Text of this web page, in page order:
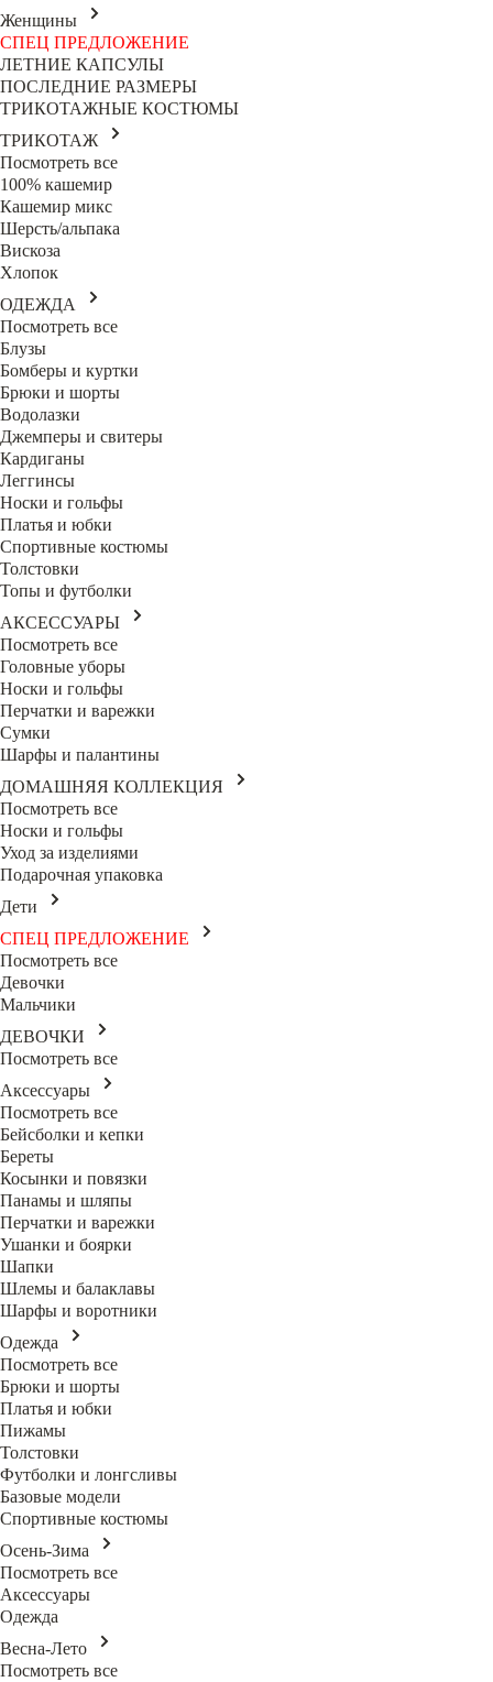
Женщины
СПЕЦ ПРЕДЛОЖЕНИЕ
ЛЕТНИЕ КАПСУЛЫ
ПОСЛЕДНИЕ РАЗМЕРЫ
ТРИКОТАЖНЫЕ КОСТЮМЫ
ТРИКОТАЖ
Посмотреть все
100% кашемир
Кашемир микс
Шерсть/альпака
Вискоза
Хлопок
ОДЕЖДА
Посмотреть все
Блузы
Бомберы и куртки
Брюки и шорты
Водолазки
Джемперы и свитеры
Кардиганы
Леггинсы
Носки и гольфы
Платья и юбки
Спортивные костюмы
Толстовки
Топы и футболки
АКСЕССУАРЫ
Посмотреть все
Головные уборы
Носки и гольфы
Перчатки и варежки
Сумки
Шарфы и палантины
ДОМАШНЯЯ КОЛЛЕКЦИЯ
Посмотреть все
Носки и гольфы
Уход за изделиями
Подарочная упаковка
Дети
СПЕЦ ПРЕДЛОЖЕНИЕ
Посмотреть все
Девочки
Мальчики
ДЕВОЧКИ
Посмотреть все
Аксессуары
Посмотреть все
Бейсболки и кепки
Береты
Косынки и повязки
Панамы и шляпы
Перчатки и варежки
Ушанки и боярки
Шапки
Шлемы и балаклавы
Шарфы и воротники
Одежда
Посмотреть все
Брюки и шорты
Платья и юбки
Пижамы
Толстовки
Футболки и лонгсливы
Базовые модели
Спортивные костюмы
Осень-Зима
Посмотреть все
Аксессуары
Одежда
Весна-Лето
Посмотреть все